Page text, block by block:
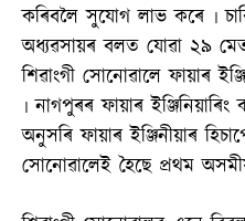
কৰিবলৈ সুযোগ লাভ কৰে ৷
অধ্যৱসায়ৰ বলত যোৱা ২৯
শিৱাংগী সোনোৱালে ফায়াৰ
৷ নাগপুৰৰ ফায়াৰ
অনুসৰি ফায়াৰ ইঞ্জিনীয়াৰ
সোনোৱালেই হৈছে প্ৰথম